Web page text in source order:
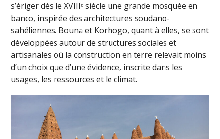
s’ériger dès le XVIIIᵉ siècle une grande mosquée en
banco, inspirée des architectures soudano-
sahéliennes. Bouna et Korhogo, quant à elles, se sont
développées autour de structures sociales et
artisanales où la construction en terre relevait moins
d’un choix que d’une évidence, inscrite dans les
usages, les ressources et le climat.